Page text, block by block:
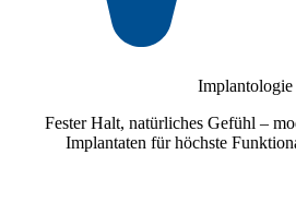
Implantologie
Fester Halt, natürliches Gefühl –
Implantaten für höchste